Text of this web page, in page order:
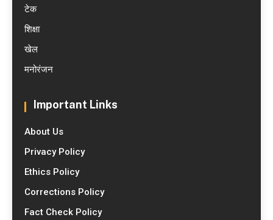
टेक
शिक्षा
खेल
मनोरंजन
Important Links
About Us
Privacy Policy
Ethics Policy
Corrections Policy
Fact Check Policy